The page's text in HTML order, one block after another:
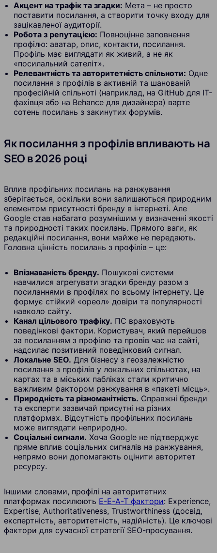
Акцент на трафік та згадки: Мета – не просто
поставити посилання, а створити точку входу для
зацікавленої аудиторії.
Робота з репутацією: Повноцінне заповнення
профілю: аватар, опис, контакти, посилання.
Профіль має виглядати як живий, а не як
«посилальний сателіт».
Релевантність та авторитетність спільноти: Одне
посилання з профілів в активній та шанованій
професійній спільноті (наприклад, на GitHub для IT-
фахівця або на Behance для дизайнера) варте
сотень посилань з закинутих форумів.
Як посилання з профілів впливають на
SEO в 2026 році
Вплив профільних посилань на ранжування
зберігається, оскільки вони залишаються природним
елементом присутності бренду в інтернеті. Але
Google став набагато розумнішим у визначенні якості
та природності таких посилань. Прямого ваги, як
редакційні посилання, вони майже не передають.
Головна цінність посилань з профілів – це:
Впізнаваність бренду. Пошукові системи
навчилися агрегувати згадки бренду разом з
посиланнями в профілях по всьому інтернету. Це
формує стійкий «ореол» довіри та популярності
навколо сайту.
Канал цільового трафіку. ПС враховують
поведінкові фактори. Користувач, який перейшов
за посиланням з профілю та провів час на сайті,
надсилає позитивний поведінковий сигнал.
Локальне SEO. Для бізнесу з геозалежністю
посилання з профілів у локальних спільнотах, на
картах та в міських пабліках стали критично
важливим фактором ранжування в «пакеті місць».
Природність та різноманітність. Справжні бренди
та експерти зазвичай присутні на різних
платформах. Відсутність профільних посилань
може виглядати неприродно.
Соціальні сигнали. Хоча Google не підтверджує
пряме вплив соціальних сигналів на ранжування,
непрямо вони допомагають оцінити авторитет
ресурсу.
Іншими словами, профілі на авторитетних
платформах посилюють E-E-A-T фактори: Experience,
Expertise, Authoritativeness, Trustworthiness (досвід,
експертність, авторитетність, надійність). Це ключові
фактори для сучасної стратегії SEO-просування.